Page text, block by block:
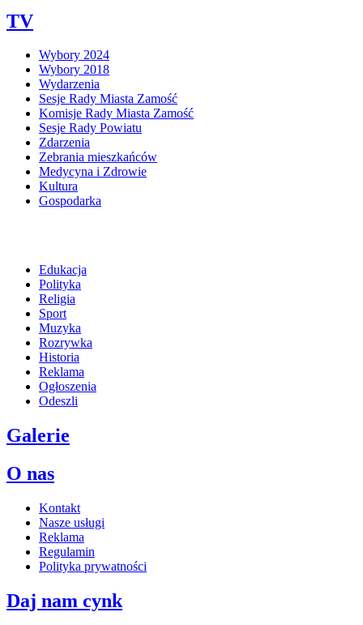
TV
Wybory 2024
Wybory 2018
Wydarzenia
Sesje Rady Miasta Zamość
Komisje Rady Miasta Zamość
Sesje Rady Powiatu
Zdarzenia
Zebrania mieszkańców
Medycyna i Zdrowie
Kultura
Gospodarka
Edukacja
Polityka
Religia
Sport
Muzyka
Rozrywka
Historia
Reklama
Ogłoszenia
Odeszli
Galerie
O nas
Kontakt
Nasze usługi
Reklama
Regulamin
Polityka prywatności
Daj nam cynk